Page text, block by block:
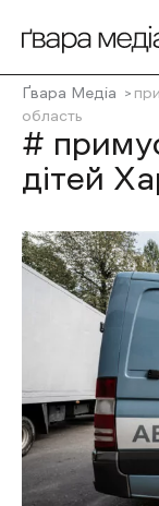
Ґвара Медіа
область
#
дітей